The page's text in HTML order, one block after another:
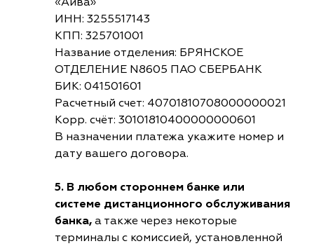
ИНН: 3255517143
КПП: 325701001
Название отделения: БРЯНСКОЕ
ОТДЕЛЕНИЕ N8605 ПАО СБЕРБАНК
БИК: 041501601
Расчетный счет: 40701810708000000021
Корр. счёт: 30101810400000000601
В назначении платежа укажите номер и
дату вашего договора.
5. В любом стороннем банке или
системе дистанционного обслуживания
банка, а также через некоторые
терминалы с комиссией, установленной